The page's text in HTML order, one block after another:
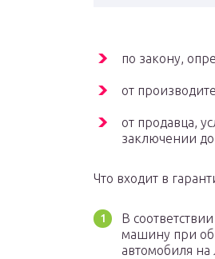
по закону,
от
от продавца,
заключении
Что входит в
В
машину при
автомобиля